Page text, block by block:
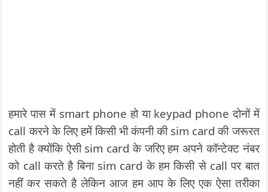
हमारे पास में smart phone हो या keypad phone दोनों में
call करने के लिए हमें किसी भी कंपनी की sim card की जरूरत
होती है क्योंकि ऐसी sim card के जरिए हम अपने कॉन्टेक्ट नंबर
को call करते है बिना sim card के हम किसी से call पर बात
नहीं कर सकते है लेकिन आज हम आप के लिए एक ऐसा तरीका